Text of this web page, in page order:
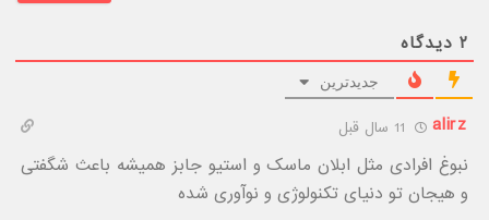
۲ دیدگاه
جدیدترین
alirz
نبوغ افرادی مثل ابلان ماسک و استیو جابز همیشه باعث شگفتی
و هیجان تو دنیای تکنولوژی و نوآوری شده